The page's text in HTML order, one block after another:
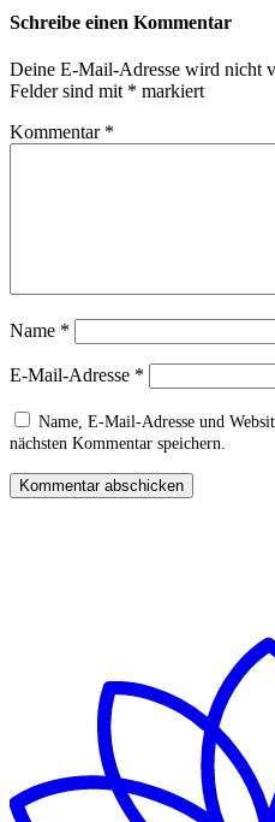
Schreibe einen Kommentar
Deine E-Mail-Adresse wird nicht
Felder sind mit * markiert
Kommentar *
Name *
E-Mail-Adresse *
Name, E-Mail-Adresse und
nächsten Kommentar speichern.